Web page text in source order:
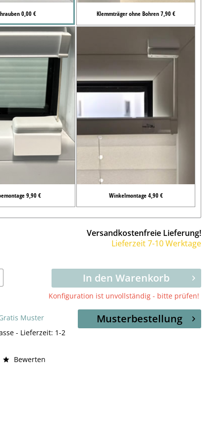
0,00 € Klemmträger ohne Bohren 7,90 €
9,90 € Winkelmontage 4,90 €
Versandkostenfreie Lieferung!
Lieferzeit 7-10 Werktage
In den Warenkorb
Konfiguration ist unvollständig - bitte prüfen!
Musterbestellung
Muster
- Lieferzeit: 1-2
Bewerten